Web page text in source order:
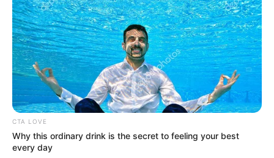
YOUTUBE ΕΓΓΡΑΦΕΊΤΕ
EMAIL ΑΚΟΛΟΥΘΉΣΤΕ
CTA LOVE
Why this ordinary drink is the secret to feeling your best
every day